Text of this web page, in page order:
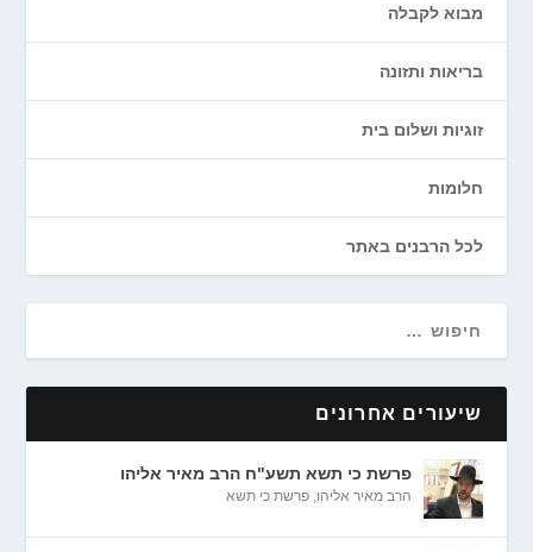
מבוא לקבלה
בריאות ותזונה
זוגיות ושלום בית
חלומות
לכל הרבנים באתר
שיעורים אחרונים
פרשת כי תשא תשע"ח הרב מאיר אליהו
הרב מאיר אליהו,פרשת כי תשא